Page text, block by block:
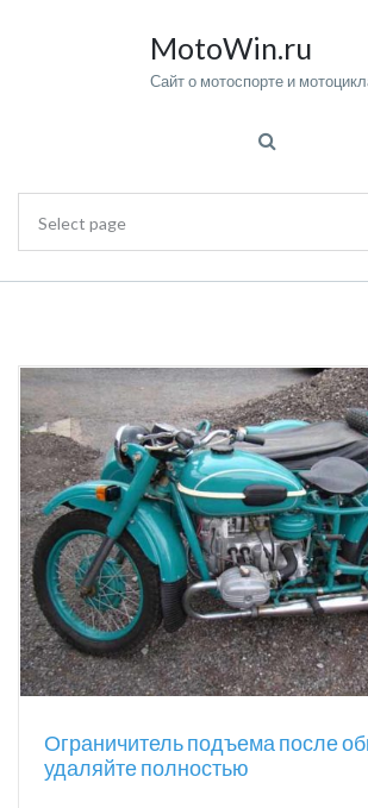
MotoWin.ru
Сайт о мотоспорте и
Ограничитель подъема после
удаляйте полностью